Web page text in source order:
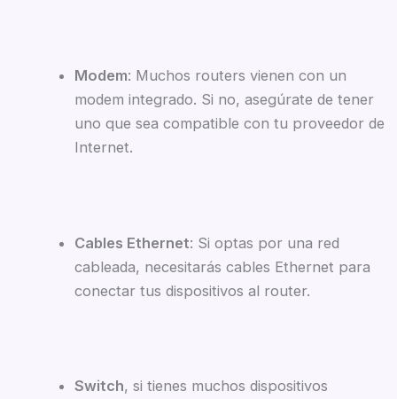
Modem: Muchos routers vienen con un
modem integrado. Si no, asegúrate de tener
uno que sea compatible con tu proveedor de
Internet.
Cables Ethernet: Si optas por una red
cableada, necesitarás cables Ethernet para
conectar tus dispositivos al router.
Switch, si tienes muchos dispositivos